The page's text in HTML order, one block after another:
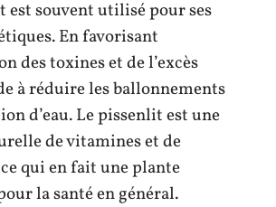
est souvent utilisé pour ses
En favorisant
des toxines et de l’excès
à réduire les ballonnements
d’eau. Le pissenlit est une
de vitamines et de
qui en fait une plante
la santé en général.